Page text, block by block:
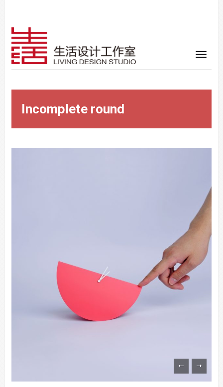
Incomplete round